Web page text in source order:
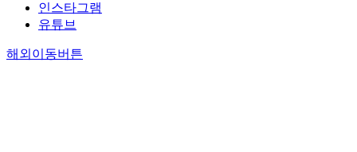
인스타그램
유튜브
해외이동버튼